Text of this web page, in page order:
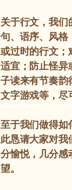
关于行文，我们
句、语序、风格
或过时的行文；
适宜；防止怪异
子读来有节奏韵
文字游戏等，尽
至于我们做得如
此恳请大家对我
分愉悦，几分感
望。